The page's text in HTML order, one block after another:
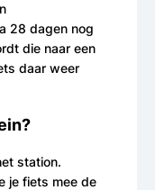
28 dagen nog
die naar een
daar weer
station.
je fiets mee de